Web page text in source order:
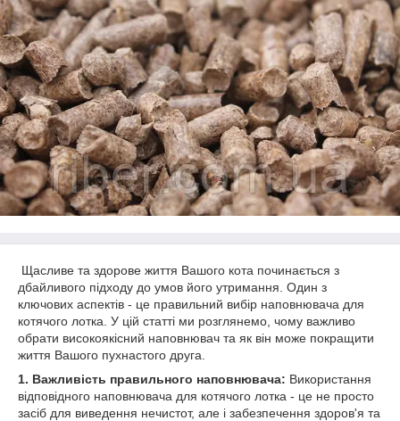
Щасливе та здорове життя Вашого кота починається з
дбайливого підходу до умов його утримання. Один з
ключових аспектів - це правильний вибір наповнювача для
котячого лотка. У цій статті ми розглянемо, чому важливо
обрати високоякісний наповнювач та як він може покращити
життя Вашого пухнастого друга.
1. Важливість правильного наповнювача: Використання
відповідного наповнювача для котячого лотка - це не просто
засіб для виведення нечистот, але і забезпечення здоров'я та